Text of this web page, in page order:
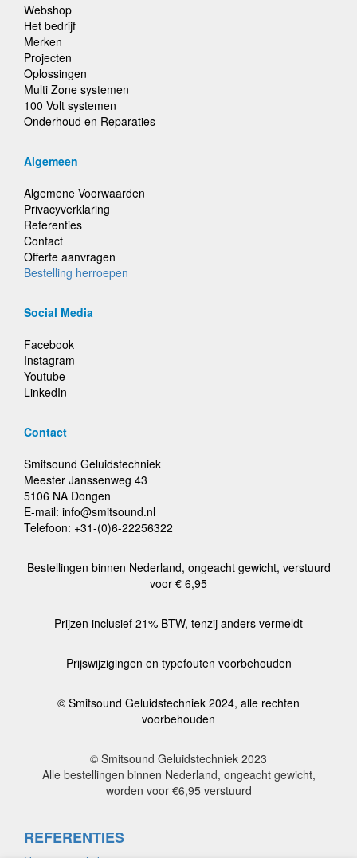
Webshop
Het bedrijf
Merken
Projecten
Oplossingen
Multi Zone systemen
100 Volt systemen
Onderhoud en Reparaties
Algemeen
Algemene Voorwaarden
Privacyverklaring
Referenties
Contact
Offerte aanvragen
Bestelling herroepen
Social Media
Facebook
Instagram
Youtube
LinkedIn
Contact
Smitsound Geluidstechniek
Meester Janssenweg 43
5106 NA Dongen
E-mail: info@smitsound.nl
Telefoon: +31-(0)6-22256322
Bestellingen binnen Nederland, ongeacht gewicht, verstuurd
voor € 6,95
Prijzen inclusief 21% BTW, tenzij anders vermeldt
Prijswijzigingen en typefouten voorbehouden
© Smitsound Geluidstechniek 2024, alle rechten
voorbehouden
© Smitsound Geluidstechniek 2023
Alle bestellingen binnen Nederland, ongeacht gewicht,
worden voor €6,95 verstuurd
REFERENTIES